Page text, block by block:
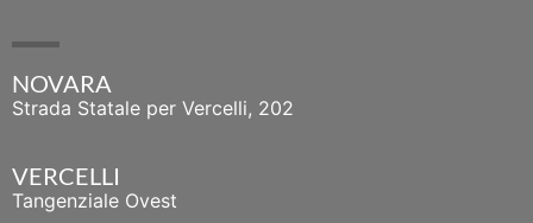
NOVARA
Strada Statale per Vercelli, 202
VERCELLI
Tangenziale Ovest